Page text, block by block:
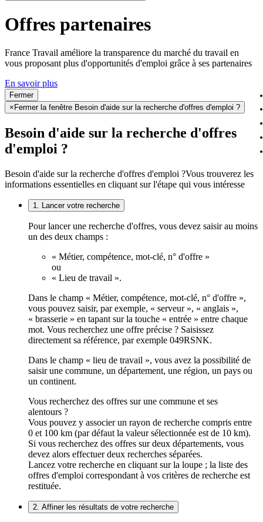
Offres partenaires
France Travail améliore la transparence du marché du travail en
vous proposant plus d'opportunités d'emploi grâce à ses partenaires
En savoir plus
Fermer
× Fermer la fenêtre Besoin d'aide sur la recherche d'offres d'emploi ?
Besoin d'aide sur la recherche d'offres
d'emploi ?
Besoin d'aide sur la recherche d'offres d'emploi ?Vous trouverez les
informations essentielles en cliquant sur l'étape qui vous intéresse
1. Lancer votre recherche
Pour lancer une recherche d'offres, vous devez saisir au moins
un des deux champs :
« Métier, compétence, mot-clé, n° d'offre »
ou
« Lieu de travail ».
Dans le champ « Métier, compétence, mot-clé, n° d'offre »,
vous pouvez saisir, par exemple, « serveur », « anglais »,
« brasserie » en tapant sur la touche « entrée » entre chaque
mot. Vous recherchez une offre précise ? Saisissez
directement sa référence, par exemple 049RSNK.
Dans le champ « lieu de travail », vous avez la possibilité de
saisir une commune, un département, une région, un pays ou
un continent.
Vous recherchez des offres sur une commune et ses
alentours ?
Vous pouvez y associer un rayon de recherche compris entre
0 et 100 km (par défaut la valeur sélectionnée est de 10 km).
Si vous recherchez des offres sur deux départements, vous
devez alors effectuer deux recherches séparées.
Lancez votre recherche en cliquant sur la loupe ; la liste des
offres d'emploi correspondant à vos critères de recherche est
restituée.
2. Affiner les résultats de votre recherche